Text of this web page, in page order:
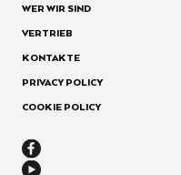
WER WIR SIND
VERTRIEB
KONTAKTE
PRIVACY POLICY
COOKIE POLICY